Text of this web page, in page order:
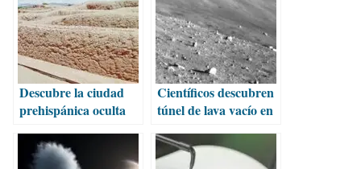
Descubre la ciudad
prehispánica oculta
Científicos descubren
túnel de lava vacío en